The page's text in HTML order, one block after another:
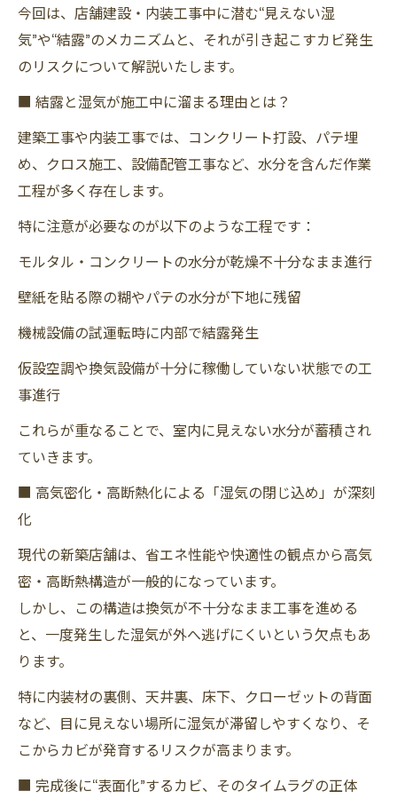
今回は、店舗建設・内装工事中に潜む“見えない湿
気”や“結露”のメカニズムと、それが引き起こすカビ発生
のリスクについて解説いたします。
■ 結露と湿気が施工中に溜まる理由とは？
建築工事や内装工事では、コンクリート打設、パテ埋
め、クロス施工、設備配管工事など、水分を含んだ作業
工程が多く存在します。
特に注意が必要なのが以下のような工程です：
モルタル・コンクリートの水分が乾燥不十分なまま進行
壁紙を貼る際の糊やパテの水分が下地に残留
機械設備の試運転時に内部で結露発生
仮設空調や換気設備が十分に稼働していない状態での工
事進行
これらが重なることで、室内に見えない水分が蓄積され
ていきます。
■ 高気密化・高断熱化による「湿気の閉じ込め」が深刻
化
現代の新築店舗は、省エネ性能や快適性の観点から高気
密・高断熱構造が一般的になっています。
しかし、この構造は換気が不十分なまま工事を進める
と、一度発生した湿気が外へ逃げにくいという欠点もあ
ります。
特に内装材の裏側、天井裏、床下、クローゼットの背面
など、目に見えない場所に湿気が滞留しやすくなり、そ
こからカビが発育するリスクが高まります。
■ 完成後に“表面化”するカビ、そのタイムラグの正体